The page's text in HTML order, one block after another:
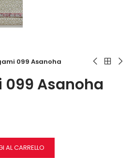
099 Asanoha
Asanoha
AL CARRELLO